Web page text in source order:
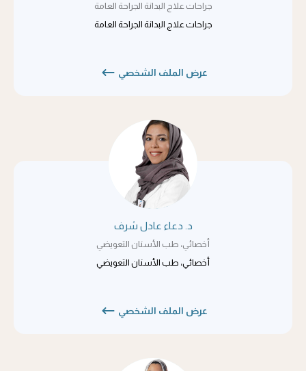
جراحات علاج البدانة الجراحة العامة
جراحات علاج البدانة الجراحة العامة
عرض الملف الشخصي
د. دعاء عادل شرف
أخصائي، طب الأسنان التعويضي
أخصائي، طب الأسنان التعويضي
عرض الملف الشخصي